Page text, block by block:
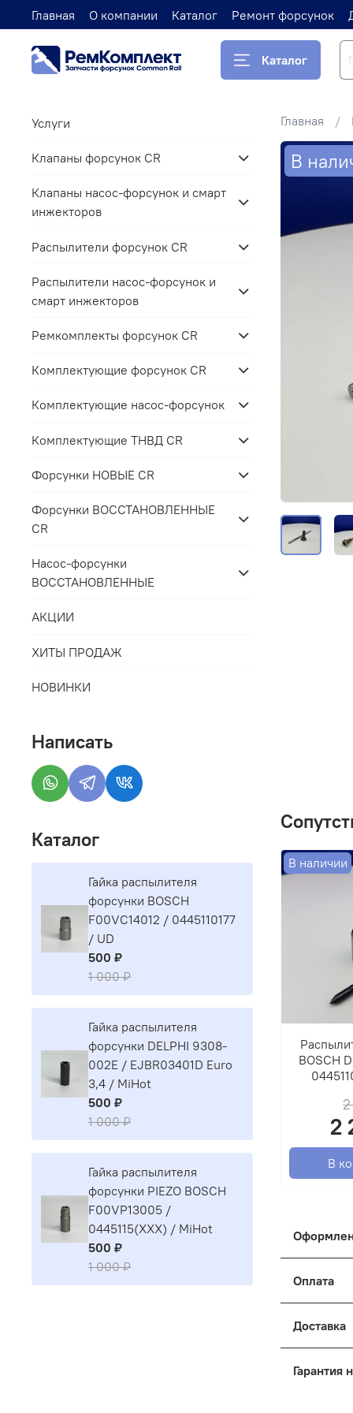
Главная О компании Каталог Ремонт форсунок
Каталог
Главная
В
В наличии
BOSCH
2
В
Оформить
Корзина,
Оплата
-
Введите
Доставка
Гарантия
Услуги
Клапаны форсунок CR
Клапаны насос-форсунок и смарт
инжекторов
Распылители форсунок CR
Распылители насос-форсунок и
смарт инжекторов
Ремкомплекты форсунок CR
Комплектующие форсунок CR
Комплектующие насос-форсунок
Комплектующие ТНВД CR
Форсунки НОВЫЕ CR
Форсунки ВОССТАНОВЛЕННЫЕ
CR
Насос-форсунки
ВОССТАНОВЛЕННЫЕ
АКЦИИ
ХИТЫ ПРОДАЖ
НОВИНКИ
Написать
Каталог
Гайка распылителя
форсунки BOSCH
F00VC14012 / 0445110177
/ UD
500 ₽
1 000 ₽
Гайка распылителя
форсунки DELPHI 9308-
002E / EJBR03401D Euro
3,4 / MiHot
500 ₽
1 000 ₽
Гайка распылителя
форсунки PIEZO BOSCH
F00VP13005 /
0445115(XXX) / MiHot
500 ₽
1 000 ₽